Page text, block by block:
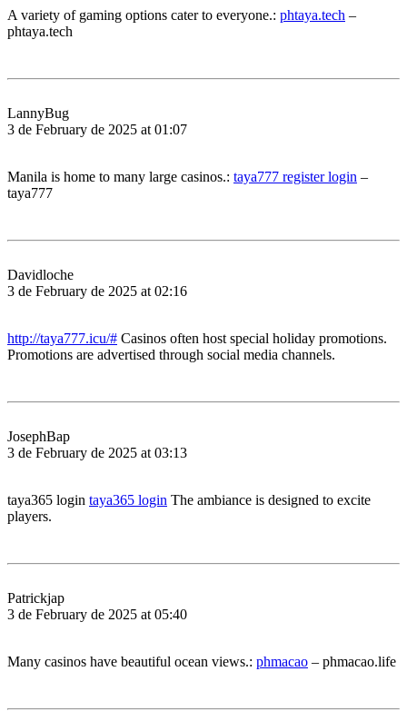
A variety of gaming options cater to everyone.: phtaya.tech –
phtaya.tech
LannyBug
3 de February de 2025 at 01:07
Manila is home to many large casinos.: taya777 register login –
taya777
Davidloche
3 de February de 2025 at 02:16
http://taya777.icu/# Casinos often host special holiday promotions.
Promotions are advertised through social media channels.
JosephBap
3 de February de 2025 at 03:13
taya365 login taya365 login The ambiance is designed to excite
players.
Patrickjap
3 de February de 2025 at 05:40
Many casinos have beautiful ocean views.: phmacao – phmacao.life